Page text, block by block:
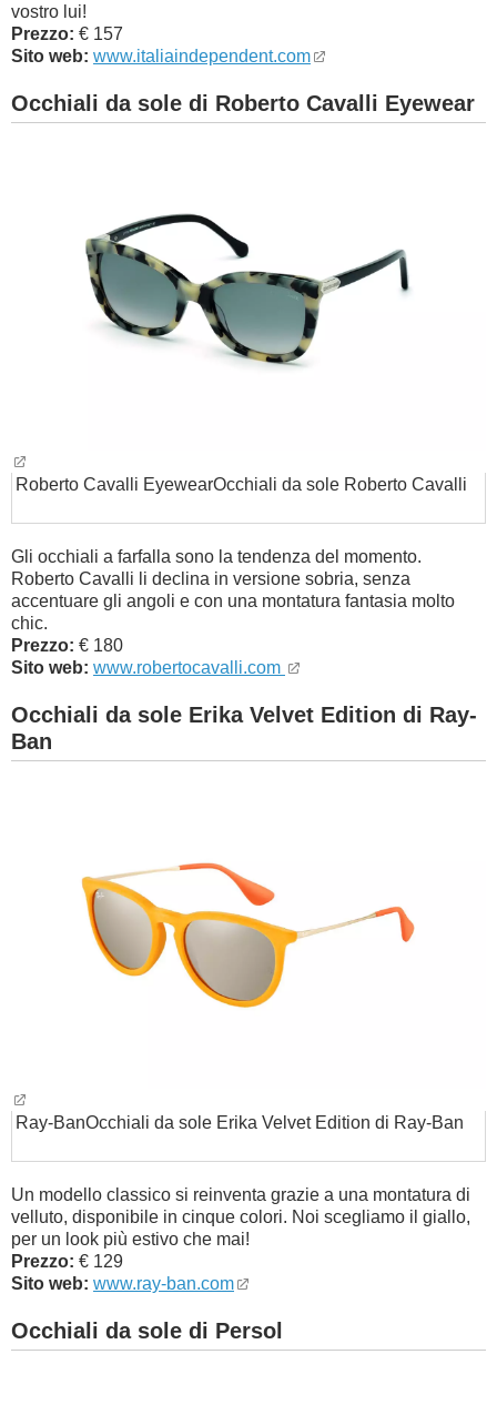
vostro lui!
Prezzo: € 157
Sito web: www.italiaindependent.com
Occhiali da sole di Roberto Cavalli Eyewear
Roberto Cavalli EyewearOcchiali da sole Roberto Cavalli
Gli occhiali a farfalla sono la tendenza del momento.
Roberto Cavalli li declina in versione sobria, senza
accentuare gli angoli e con una montatura fantasia molto
chic.
Prezzo: € 180
Sito web: www.robertocavalli.com
Occhiali da sole Erika Velvet Edition di Ray-
Ban
Ray-BanOcchiali da sole Erika Velvet Edition di Ray-Ban
Un modello classico si reinventa grazie a una montatura di
velluto, disponibile in cinque colori. Noi scegliamo il giallo,
per un look più estivo che mai!
Prezzo: € 129
Sito web: www.ray-ban.com
Occhiali da sole di Persol